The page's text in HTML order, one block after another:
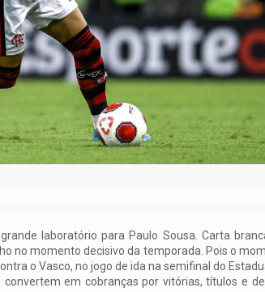
laboratório para Paulo Sousa. Carta
no momento decisivo da temporada. Pois o
o Vasco, no jogo de ida na semifinal do
em cobranças por vitórias, títulos e